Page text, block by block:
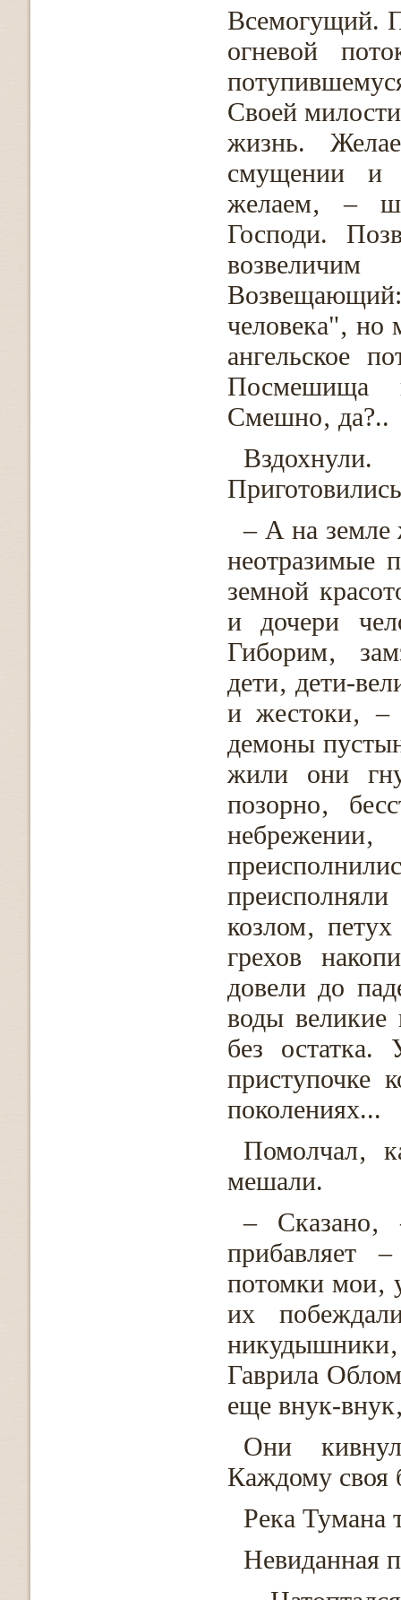
Всемогущий.
огневой
Своей
жизнь.
смущении
желаем‚ –
Господи.
человека"‚
ангельское
Посмешища
Смешно‚ да?..
– А на
неотразимые
земной
и дочери
Гиборим‚
дети‚ дети-
и жестоки‚ –
демоны
жили они
позорно‚
козлом‚
грехов
довели до
воды великие
без остатка.
приступочке
поколениях...
Помолчал‚
мешали.
–
прибавляет
потомки мои‚
их
Гаврила
еще внук-
Они
Каждому своя
Река Тумана
Невиданная